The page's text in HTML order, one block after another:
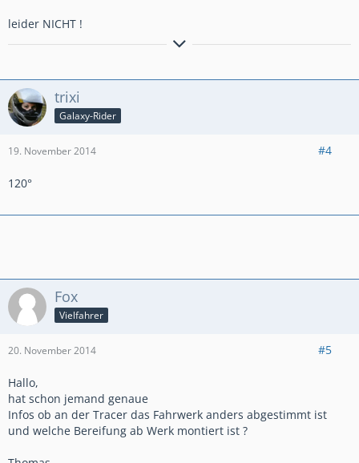
leider NICHT !
Es war einmal vor langer Zeit:
& RJ03 ..................
trixi
Galaxy-Rider
19. November 2014 #4
120°
Fox
Vielfahrer
20. November 2014 #5
Hallo,
hat schon jemand genaue
Infos ob an der Tracer das Fahrwerk anders abgestimmt ist
und welche Bereifung ab Werk montiert ist ?